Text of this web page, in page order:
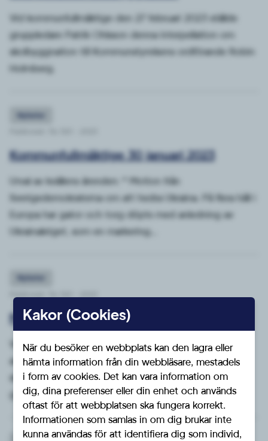
Vid kommunfullmäktige den 27 februari 2023 ställde
gruppledare Patrik Ohlsson denna interpellation om
skolbyggnation till Kommunstyrelsens ordförande Robin
Holmberg.
Kommunfullmäktige 30 januari 2023
Urval av kvällens ärenden: * Motion från
Sverigedemokraterna om att hedra Ukraina. På flera håll i
Europa har gator och torg döpts med anledning av
Ukrainakriget, som en markering...
Motion om skolfrukost
Vid kommunfullmäktige den 30 januari 2023
annonserades Sverigedemokraternas motion om
skolfrukost på kommunens grundskolor och
gymnasieskolor.
Kakor (Cookies)
När du besöker en webbplats kan den lagra eller
hämta information från din webbläsare, mestadels
i form av cookies. Det kan vara information om
dig, dina preferenser eller din enhet och används
oftast för att webbplatsen ska fungera korrekt.
Informationen som samlas in om dig brukar inte
kunna användas för att identifiera dig som individ,